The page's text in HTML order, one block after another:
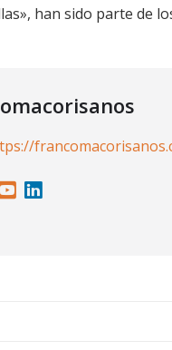
han sido parte de